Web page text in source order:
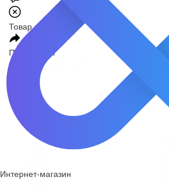
Интернет-магазин
Товар закончился
Поделиться